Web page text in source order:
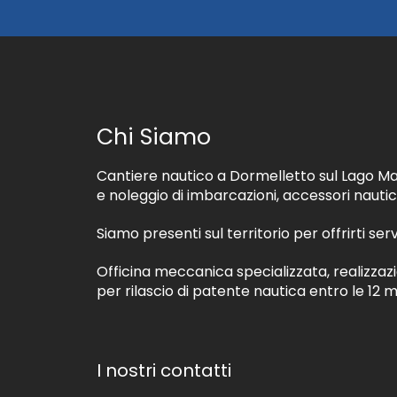
r
m
e
t
o
e
i
d
a
t
i
e
e
m
a
e
i
a
l
f
Chi Siamo
Cantiere nautico a Dormelletto sul Lago
e noleggio di imbarcazioni, accessori
Siamo presenti sul territorio per offrirti
Officina meccanica specializzata,
per rilascio di patente nautica entro le 12
I nostri contatti